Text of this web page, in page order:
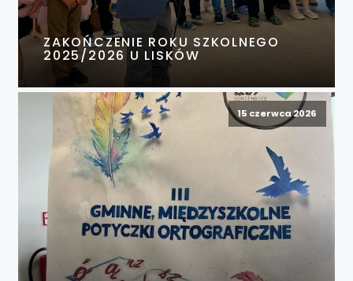
ZAKOŃCZENIE ROKU SZKOLNEGO
2025/2026 U LISKÓW
15 czerwca 2026